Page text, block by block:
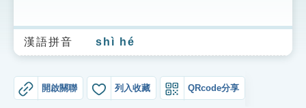
生字詞彙表
成語故事
漢語拼音 shì hé
開啟關聯 列入收藏 QRcode分享